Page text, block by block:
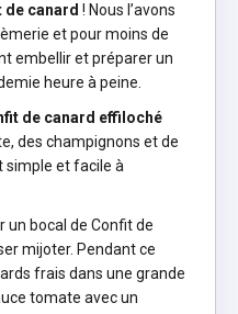
de canard ! Nous l’avons
et pour moins de
embellir et préparer un
heure à peine.
de canard effiloché
des champignons et de
simple et facile à
un bocal de Confit de
mijoter. Pendant ce
frais dans une grande
tomate avec un